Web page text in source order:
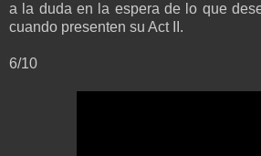
a la duda en la espera de lo que
cuando presenten su Act II.
6/10